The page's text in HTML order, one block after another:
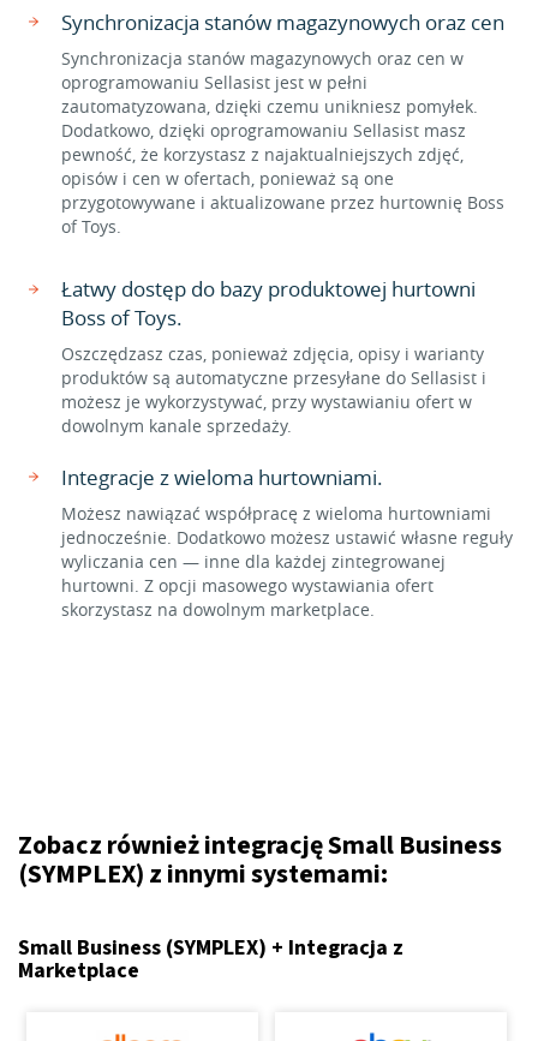
Synchronizacja stanów magazynowych oraz cen
Synchronizacja stanów magazynowych oraz cen w
oprogramowaniu Sellasist jest w pełni
zautomatyzowana, dzięki czemu unikniesz pomyłek.
Dodatkowo, dzięki oprogramowaniu Sellasist masz
pewność, że korzystasz z najaktualniejszych zdjęć,
opisów i cen w ofertach, ponieważ są one
przygotowywane i aktualizowane przez hurtownię Boss
of Toys.
Łatwy dostęp do bazy produktowej hurtowni
Boss of Toys.
Oszczędzasz czas, ponieważ zdjęcia, opisy i warianty
produktów są automatyczne przesyłane do Sellasist i
możesz je wykorzystywać, przy wystawianiu ofert w
dowolnym kanale sprzedaży.
Integracje z wieloma hurtowniami.
Możesz nawiązać współpracę z wieloma hurtowniami
jednocześnie. Dodatkowo możesz ustawić własne reguły
wyliczania cen — inne dla każdej zintegrowanej
hurtowni. Z opcji masowego wystawiania ofert
skorzystasz na dowolnym marketplace.
Zobacz również integrację Small Business
(SYMPLEX) z innymi systemami:
Small Business (SYMPLEX) + Integracja z
Marketplace